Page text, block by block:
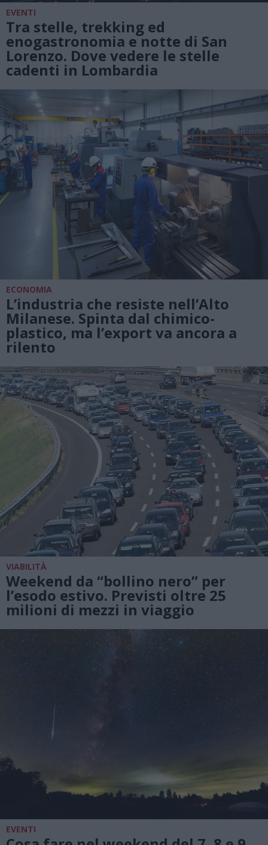
EVENTI
Tra stelle, trekking ed
enogastronomia e notte di San
Lorenzo. Dove vedere le stelle
cadenti in Lombardia
ECONOMIA
L’industria che resiste nell’Alto
Milanese. Spinta dal chimico-
plastico, ma l’export va ancora a
rilento
VIABILITÀ
Weekend da “bollino nero” per
l’esodo estivo. Previsti oltre 25
milioni di mezzi in viaggio
EVENTI